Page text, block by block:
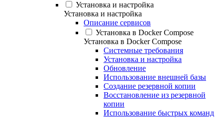
Установка и настройка
Установка и настройка
Описание сервисов
Установка в Docker Compose
Установка в Docker Compose
Системные требования
Установка и настройка
Обновление
Использование внешней базы
Создание резервной копии
Восстановление из резервной
копии
Использование быстрых команд